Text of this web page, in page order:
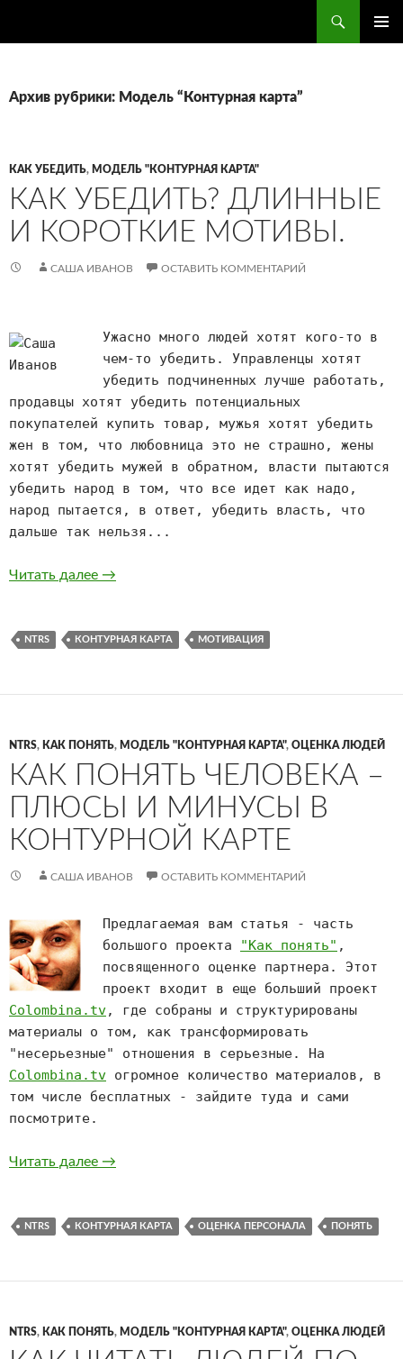
Архив рубрики: Модель “Контурная карта”
КАК УБЕДИТЬ, МОДЕЛЬ "КОНТУРНАЯ КАРТА"
КАК УБЕДИТЬ? ДЛИННЫЕ
И КОРОТКИЕ МОТИВЫ.
САША ИВАНОВ ОСТАВИТЬ КОММЕНТАРИЙ
Ужасно много людей хотят кого-то в
чем-то убедить. Управленцы хотят
убедить подчиненных лучше работать,
продавцы хотят убедить потенциальных
покупателей купить товар, мужья хотят убедить
жен в том, что любовница это не страшно, жены
хотят убедить мужей в обратном, власти пытаются
убедить народ в том, что все идет как надо,
народ пытается, в ответ, убедить власть, что
дальше так нельзя...
Читать далее Как убедить? Длинные и короткие мотивы.
→
NTRS КОНТУРНАЯ КАРТА МОТИВАЦИЯ
NTRS, КАК ПОНЯТЬ, МОДЕЛЬ "КОНТУРНАЯ КАРТА", ОЦЕНКА ЛЮДЕЙ
КАК ПОНЯТЬ ЧЕЛОВЕКА –
ПЛЮСЫ И МИНУСЫ В
КОНТУРНОЙ КАРТЕ
САША ИВАНОВ ОСТАВИТЬ КОММЕНТАРИЙ
Предлагаемая вам статья - часть
большого проекта
"Как понять" ,
посвященного оценке партнера. Этот
проект входит в еще больший проект
Colombina.tv, где собраны и структурированы
материалы о том, как трансформировать
"несерьезные" отношения в серьезные. На
Colombina.tv огромное количество материалов, в
том числе бесплатных - зайдите туда и сами
посмотрите.
Читать далее Как понять человека – плюсы и минусы в
→
NTRS КОНТУРНАЯ КАРТА ОЦЕНКА ПЕРСОНАЛА ПОНЯТЬ
NTRS, КАК ПОНЯТЬ, МОДЕЛЬ "КОНТУРНАЯ КАРТА", ОЦЕНКА ЛЮДЕЙ